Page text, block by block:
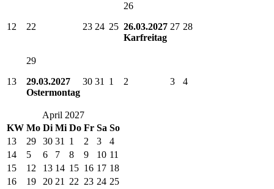
12 22 23 24 25
26
26.03.2027
Karfreitag
27 28
13
29
29.03.2027
Ostermontag
30 31 1 2 3 4
April 2027
KW Mo Di Mi Do Fr Sa So
13
29 30 31 1 2 3
4
14
5 6 7 8 9 10 11
15
12 13 14 15 16 17 18
16
19 20 21 22 23 24 25